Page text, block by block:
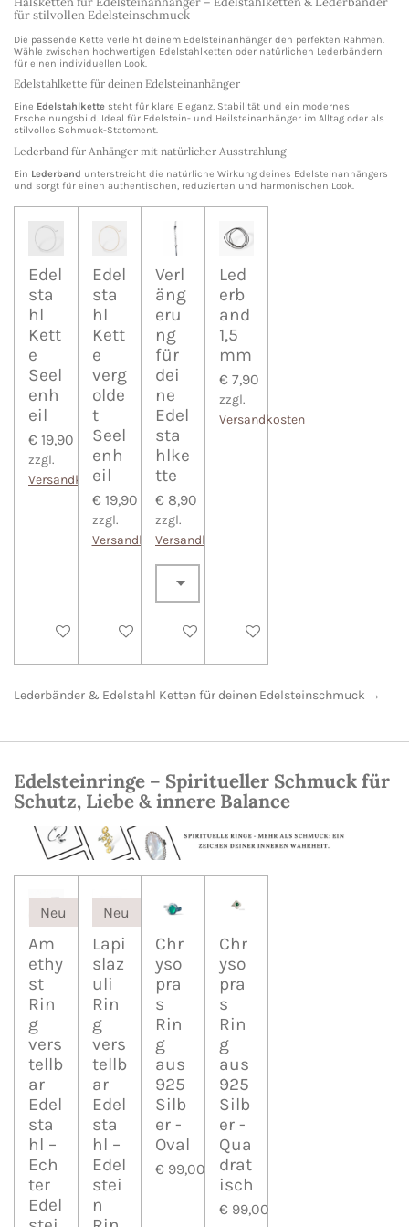
für stilvollen Edelsteinschmuck
Die passende Kette verleiht deinem Edelsteinanhänger den perfekten Rahmen.
Wähle zwischen hochwertigen Edelstahlketten oder natürlichen Lederbändern
für einen individuellen Look.
Edelstahlkette für deinen Edelsteinanhänger
Eine Edelstahlkette steht für klare Eleganz, Stabilität und ein modernes
Erscheinungsbild. Ideal für Edelstein- und Heilsteinanhänger im Alltag oder als
stilvolles Schmuck-Statement.
Lederband für Anhänger mit natürlicher Ausstrahlung
Ein Lederband unterstreicht die natürliche Wirkung deines Edelsteinanhängers
und sorgt für einen authentischen, reduzierten und harmonischen Look.
Edel
sta
hl
Kett
e
Seel
enh
eil
€ 19,90
zzgl.
Versandkosten
In den Warenkorb
Edel
sta
hl
Kett
e
verg
olde
t
Seel
enh
eil
€ 19,90
zzgl.
Versandkosten
In den Warenkorb
Verl
äng
eru
ng
für
dei
ne
Edel
sta
hlke
tte
€ 8,90
zzgl.
Versandkosten
In den Warenkorb
Led
erb
and
1,5
mm
€ 7,90
zzgl.
Versandkosten
In den Warenkorb
Lederbänder & Edelstahl Ketten für deinen Edelsteinschmuck →
Edelsteinringe – Spiritueller Schmuck für
Schutz, Liebe & innere Balance
Neu
Am
ethy
st
Rin
g
vers
tellb
ar
Edel
sta
hl –
Ech
ter
Edel
Neu
Lapi
slaz
uli
Rin
g
vers
tellb
ar
Edel
sta
hl –
Edel
stei
n
Chr
yso
pra
s
Rin
g
aus
925
Silb
er -
Oval
€ 99,00
Chr
yso
pra
s
Rin
g
aus
925
Silb
er -
Qua
drat
isch
€ 99,00